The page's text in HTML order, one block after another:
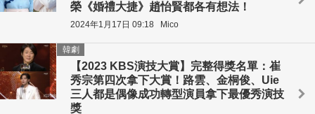
榮《婚禮大捷》趙怡賢都各有想法！
2024年1月17日 09:18 Mico
【2023 KBS演技大賞】完整得獎名單：崔
秀宗第四次拿下大賞！路雲、金桐俊、Uie
三人都是偶像成功轉型演員拿下最優秀演技
獎
韓劇